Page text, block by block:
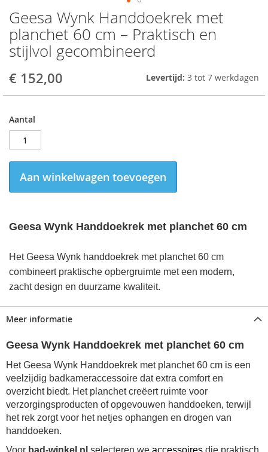
Geesa Wynk Handdoekrek met
planchet 60 cm – Praktisch en
stijlvol gecombineerd
€ 152,00 Levertijd: 3 tot 7 werkdagen
Aantal
Aan winkelwagen toevoegen
Geesa Wynk Handdoekrek met planchet 60 cm
Het Geesa Wynk handdoekrek met planchet 60 cm
combineert praktische opbergruimte met een modern,
zacht design en duurzame kwaliteit.
Skip
to
the
beginning
the
images
gallery
Meer informatie
Geesa Wynk Handdoekrek met planchet 60 cm
Het Geesa Wynk Handdoekrek met planchet 60 cm is een
veelzijdig badkameraccessoire dat extra comfort en
overzicht biedt. Het planchet creëert ruimte voor
verzorgingsproducten of opgevouwen handdoeken, terwijl
het rek zorgt voor het netjes ophangen en drogen van
handdoeken.